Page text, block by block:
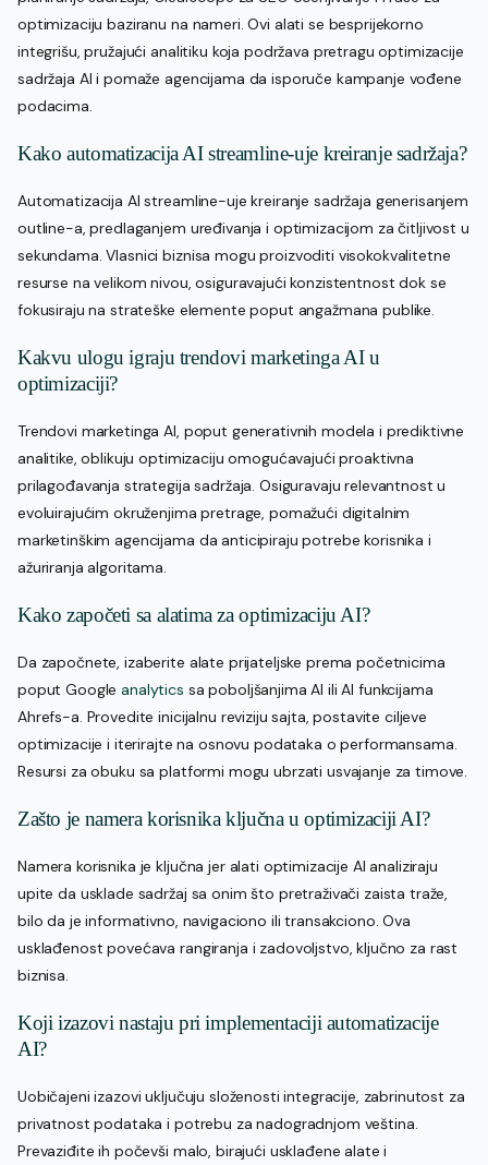
optimizaciju baziranu na nameri. Ovi alati se besprijekorno
integrišu, pružajući analitiku koja podržava pretragu optimizacije
sadržaja AI i pomaže agencijama da isporuče kampanje vođene
podacima.
Kako automatizacija AI streamline-uje kreiranje sadržaja?
Automatizacija AI streamline-uje kreiranje sadržaja generisanjem
outline-a, predlaganjem uređivanja i optimizacijom za čitljivost u
sekundama. Vlasnici biznisa mogu proizvoditi visokokvalitetne
resurse na velikom nivou, osiguravajući konzistentnost dok se
fokusiraju na strateške elemente poput angažmana publike.
Kakvu ulogu igraju trendovi marketinga AI u
optimizaciji?
Trendovi marketinga AI, poput generativnih modela i prediktivne
analitike, oblikuju optimizaciju omogućavajući proaktivna
prilagođavanja strategija sadržaja. Osiguravaju relevantnost u
evoluirajućim okruženjima pretrage, pomažući digitalnim
marketinškim agencijama da anticipiraju potrebe korisnika i
ažuriranja algoritama.
Kako započeti sa alatima za optimizaciju AI?
Da započnete, izaberite alate prijateljske prema početnicima
poput Googleanalytics sa poboljšanjima AI ili AI funkcijama
Ahrefs-a. Provedite inicijalnu reviziju sajta, postavite ciljeve
optimizacije i iterirajte na osnovu podataka o performansama.
Resursi za obuku sa platformi mogu ubrzati usvajanje za timove.
Zašto je namera korisnika ključna u optimizaciji AI?
Namera korisnika je ključna jer alati optimizacije AI analiziraju
upite da usklade sadržaj sa onim što pretraživači zaista traže,
bilo da je informativno, navigaciono ili transakciono. Ova
usklađenost povećava rangiranja i zadovoljstvo, ključno za rast
biznisa.
Koji izazovi nastaju pri implementaciji automatizacije
AI?
Uobičajeni izazovi uključuju složenosti integracije, zabrinutost za
privatnost podataka i potrebu za nadogradnjom veština.
Prevaziđite ih počevši malo, birajući usklađene alate i